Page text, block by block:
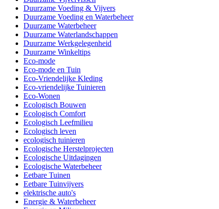
Duurzame Voeding & Vijvers
Duurzame Voeding en Waterbeheer
Duurzame Waterbeheer
Duurzame Waterlandschappen
Duurzame Werkgelegenheid
Duurzame Winkeltips
Eco-mode
Eco-mode en Tuin
Eco-Vriendelijke Kleding
Eco-vriendelijke Tuinieren
Eco-Wonen
Ecologisch Bouwen
Ecologisch Comfort
Ecologisch Leefmilieu
Ecologisch leven
ecologisch tuinieren
Ecologische Herstelprojecten
Ecologische Uitdagingen
Ecologische Waterbeheer
Eetbare Tuinen
Eetbare Tuinvijvers
elektrische auto's
Energie & Waterbeheer